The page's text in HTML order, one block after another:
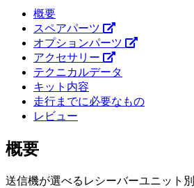
概要
スペアパーツ
オプションパーツ
アクセサリー
テクニカルデータ
キット内容
走行までに必要なもの
レビュー
概要
送信機が選べるレシーバーユニット